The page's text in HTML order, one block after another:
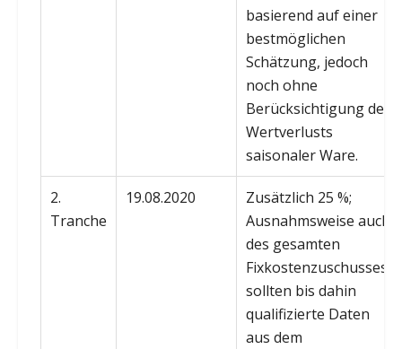
basierend auf einer
bestmöglichen
Schätzung, jedoch
noch ohne
Berücksichtigung des
Wertverlusts
saisonaler Ware.
2.
Tranche
19.08.2020
Zusätzlich 25 %;
Ausnahmsweise auch
des gesamten
Fixkostenzuschusses,
sollten bis dahin
qualifizierte Daten
aus dem